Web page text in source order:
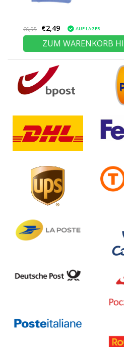
€6,95 €2,49 AUF LAGER
ZUM WARENKORB